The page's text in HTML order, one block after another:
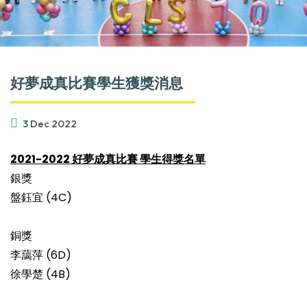
好夢成真比賽學生獲獎消息
3 Dec 2022
2021-2022 好夢成真比賽 學生得獎名單
銀獎
盤鈺宜 (4C)
銅獎
李藹萍 (6D)
徐學楚 (4B)